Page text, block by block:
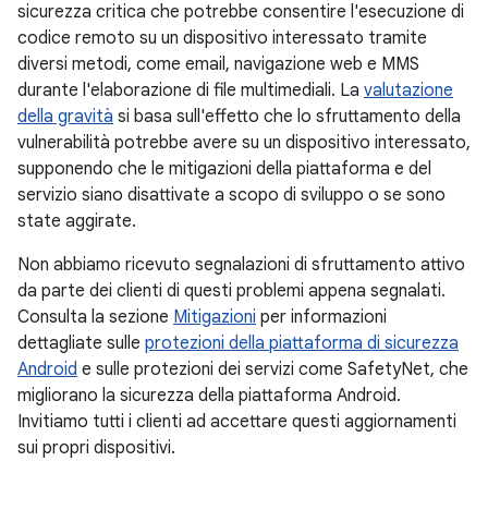
sicurezza critica che potrebbe consentire l'esecuzione di
codice remoto su un dispositivo interessato tramite
diversi metodi, come email, navigazione web e MMS
durante l'elaborazione di file multimediali. La valutazione
della gravità si basa sull'effetto che lo sfruttamento della
vulnerabilità potrebbe avere su un dispositivo interessato,
supponendo che le mitigazioni della piattaforma e del
servizio siano disattivate a scopo di sviluppo o se sono
state aggirate.
Non abbiamo ricevuto segnalazioni di sfruttamento attivo
da parte dei clienti di questi problemi appena segnalati.
Consulta la sezione Mitigazioni per informazioni
dettagliate sulle protezioni della piattaforma di sicurezza
Android e sulle protezioni dei servizi come SafetyNet, che
migliorano la sicurezza della piattaforma Android.
Invitiamo tutti i clienti ad accettare questi aggiornamenti
sui propri dispositivi.